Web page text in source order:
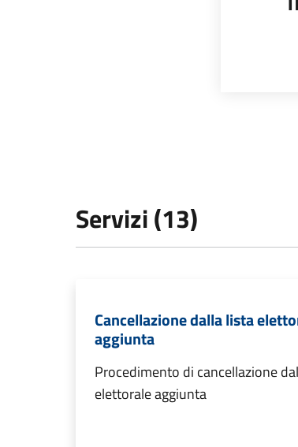
Servizi (13)
Cancellazione dalla lista
aggiunta
Procedimento di cancellazione
elettorale aggiunta